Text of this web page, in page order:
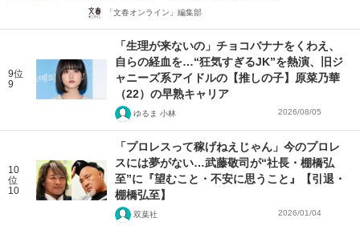
「文春オンライン」編集部
9位
9
「生理が来ないの」チョコバナナをくわえ、
自らの経血を…“狂気すぎるJK”を熱演、旧ジ
ャニーズ系アイドルの【推しの子】原菜乃華
（22）の早熟キャリア
ゆるま 小林 2026/08/05
10
位
10
「プロレスって稼げねえじゃん」今のプロレ
スには夢がない…武藤敬司が“社長・棚橋弘
至”に『望むこと・不安に思うこと』【引退・
棚橋弘至】
双葉社 2026/01/04